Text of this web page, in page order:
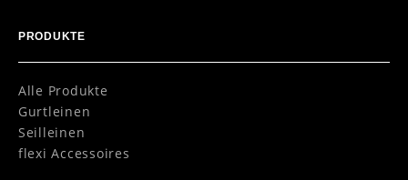
PRODUKTE
Alle Produkte
Gurtleinen
Seilleinen
flexi Accessoires